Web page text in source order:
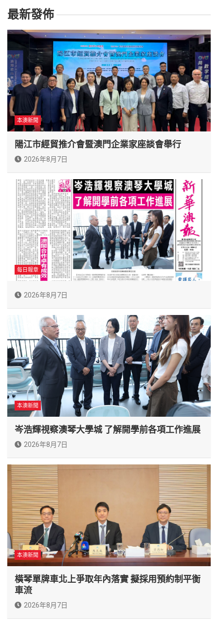
最新發佈
本澳新聞
陽江市經貿推介會暨澳門企業家座談會舉行
2026年8月7日
每日報章
2026年8月7日
本澳新聞
岑浩輝視察澳琴大學城 了解開學前各項工作進展
2026年8月7日
本澳新聞
橫琴單牌車北上爭取年內落實 擬採用預約制平衡
車流
2026年8月7日